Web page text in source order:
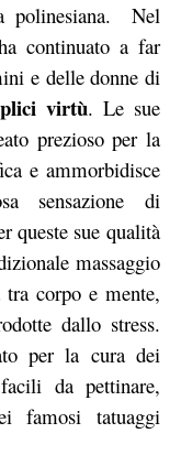
polinesiana. Nel
continuato a far
e delle donne di
virtù. Le sue
prezioso per la
e ammorbidisce
sensazione di
queste sue qualità
massaggio
corpo e mente,
dallo stress.
per la cura dei
da pettinare,
famosi tatuaggi